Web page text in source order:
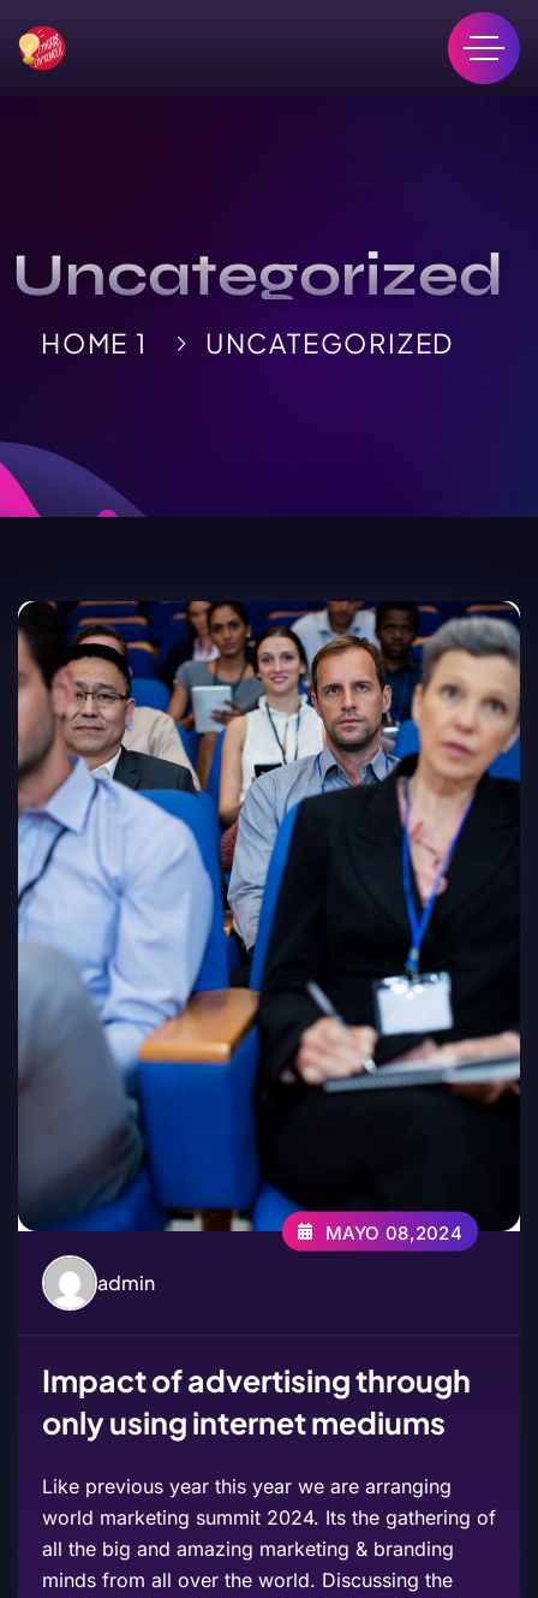
Uncategorized
HOME 1 UNCATEGORIZED
admin
MAYO 08,2024
Impact of advertising through
only using internet mediums
Like previous year this year we are arranging
world marketing summit 2024. Its the gathering of
all the big and amazing marketing & branding
minds from all over the world. Discussing the